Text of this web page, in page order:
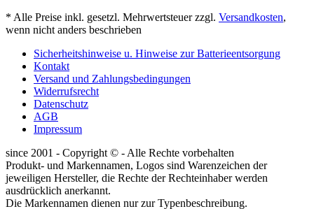
* Alle Preise inkl. gesetzl. Mehrwertsteuer zzgl. Versandkosten,
wenn nicht anders beschrieben
Sicherheitshinweise u. Hinweise zur Batterieentsorgung
Kontakt
Versand und Zahlungsbedingungen
Widerrufsrecht
Datenschutz
AGB
Impressum
since 2001 - Copyright © - Alle Rechte vorbehalten
Produkt- und Markennamen, Logos sind Warenzeichen der
jeweiligen Hersteller, die Rechte der Rechteinhaber werden
ausdrücklich anerkannt.
Die Markennamen dienen nur zur Typenbeschreibung.